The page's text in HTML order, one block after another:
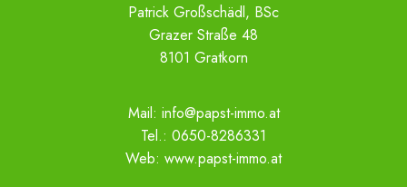
Patrick Großschädl, BSc
Grazer Straße 48
8101 Gratkorn
Mail: info@papst-immo.at
Tel.: 0650-8286331
Web: www.papst-immo.at